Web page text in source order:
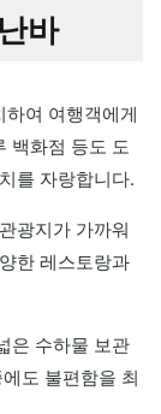
바
여 여행객에게
백화점 등도 도
를 자랑합니다.
광지가 가까워
한 레스토랑과
은 수하물 보관
도 불편함을 최